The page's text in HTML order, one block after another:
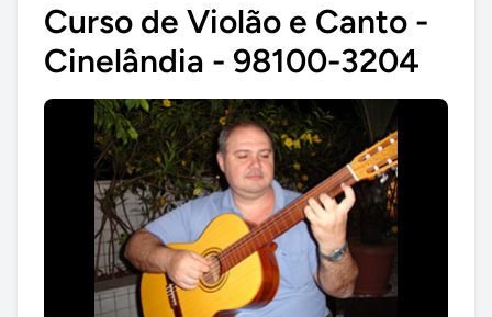
Curso de Violão e Canto -
Cinelândia - 98100-3204